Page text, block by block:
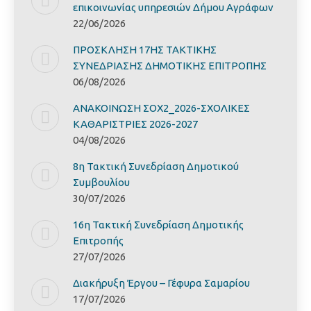
επικοινωνίας υπηρεσιών Δήμου Αγράφων
22/06/2026
ΠΡΟΣΚΛΗΣΗ 17ΗΣ ΤΑΚΤΙΚΗΣ
ΣΥΝΕΔΡΙΑΣΗΣ ΔΗΜΟΤΙΚΗΣ ΕΠΙΤΡΟΠΗΣ
06/08/2026
ΑΝΑΚΟΙΝΩΣΗ ΣΟΧ2_2026-ΣΧΟΛΙΚΕΣ
ΚΑΘΑΡΙΣΤΡΙΕΣ 2026-2027
04/08/2026
8η Τακτική Συνεδρίαση Δημοτικού
Συμβουλίου
30/07/2026
16η Τακτική Συνεδρίαση Δημοτικής
Επιτροπής
27/07/2026
Διακήρυξη Έργoυ – Γέφυρα Σαμαρίoυ
17/07/2026